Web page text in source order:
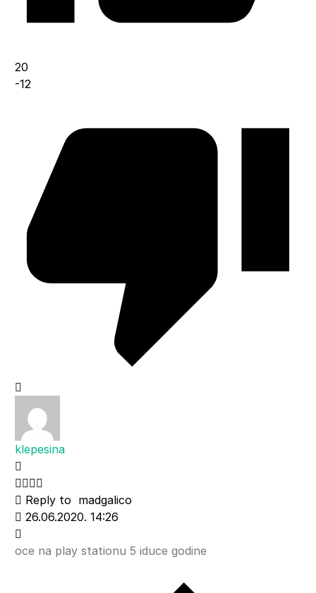
20
-12
klepesina
Reply to madgalico
26.06.2020. 14:26
oce na play stationu 5 iduce godine